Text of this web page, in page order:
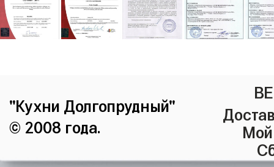
"Кухни Долгопрудный"
© 2008 года.